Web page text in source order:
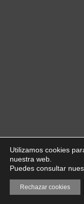
Utilizamos cookies
nuestra web.
Puedes consultar
Rechazar cookies